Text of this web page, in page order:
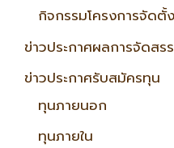
กิจกรรมโครงการจัด
ข่าวประกาศผลการจัดสร
ข่าวประกาศรับสมัครทุน
ทุนภายนอก
ทุนภายใน